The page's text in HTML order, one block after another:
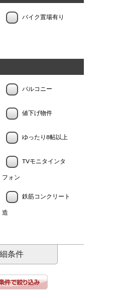
バイク置場有り
バルコニー
値下げ物件
ゆったり8帖以上
TVモニタインタ
フォン
鉄筋コンクリート
造